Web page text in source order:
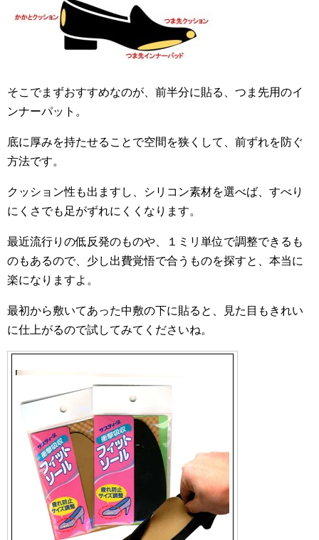
そこでまずおすすめなのが、前半分に貼る、つま先用のイ
ンナーパット。
底に厚みを持たせることで空間を狭くして、前ずれを防ぐ
方法です。
クッション性も出ますし、シリコン素材を選べば、すべり
にくさでも足がずれにくくなります。
最近流行りの低反発のものや、１ミリ単位で調整できるも
のもあるので、少し出費覚悟で合うものを探すと、本当に
楽になりますよ。
最初から敷いてあった中敷の下に貼ると、見た目もきれい
に仕上がるので試してみてくださいね。